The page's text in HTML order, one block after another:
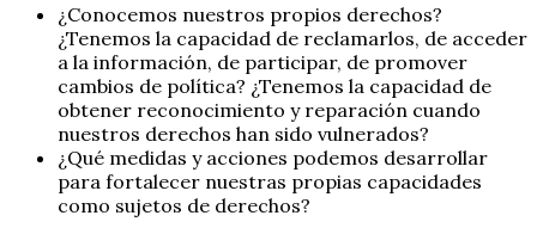
¿Conocemos nuestros propios derechos?
¿Tenemos la capacidad de reclamarlos, de acceder
a la información, de participar, de promover
cambios de política? ¿Tenemos la capacidad de
obtener reconocimiento y reparación cuando
nuestros derechos han sido vulnerados?
¿Qué medidas y acciones podemos desarrollar
para fortalecer nuestras propias capacidades
como sujetos de derechos?